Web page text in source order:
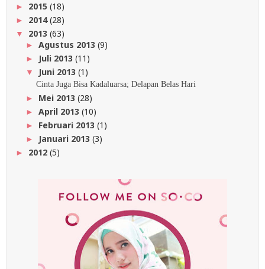
► 2015 (18)
► 2014(28)
▼ 2013 (63)
► Agustus 2013 (9)
► Juli 2013 (11)
▼ Juni 2013 (1)
Cinta Juga Bisa Kadaluarsa; Delapan Belas Hari
► Mei 2013 (28)
► April 2013 (10)
► Februari 2013 (1)
► Januari 2013 (3)
► 2012 (5)